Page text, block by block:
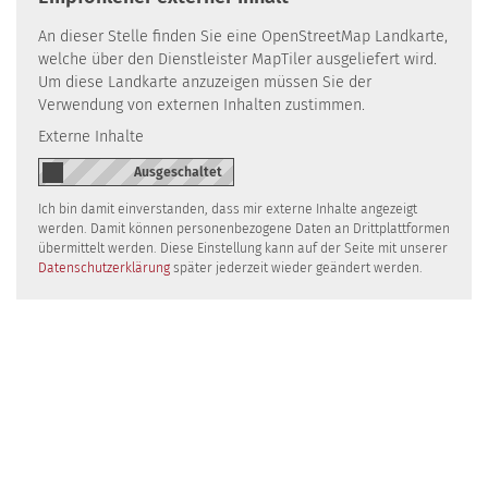
An dieser Stelle finden Sie eine OpenStreetMap Landkarte,
welche über den Dienstleister MapTiler ausgeliefert wird.
Um diese Landkarte anzuzeigen müssen Sie der
Verwendung von externen Inhalten zustimmen.
Externe Inhalte
Ich bin damit einverstanden, dass mir externe Inhalte angezeigt
werden. Damit können personenbezogene Daten an Drittplattformen
übermittelt werden. Diese Einstellung kann auf der Seite mit unserer
Datenschutzerklärung später jederzeit wieder geändert werden.